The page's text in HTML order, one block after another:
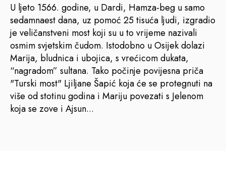
U ljeto 1566. godine, u Dardi, Hamza-beg u samo
sedamnaest dana, uz pomoć 25 tisuća ljudi, izgradio
je veličanstveni most koji su u to vrijeme nazivali
osmim svjetskim čudom. Istodobno u Osijek dolazi
Marija, bludnica i ubojica, s vrećicom dukata,
“nagradom” sultana. Tako počinje povijesna priča
"Turski most" Ljiljane Šapić koja će se protegnuti na
više od stotinu godina i Mariju povezati s Jelenom
koja se zove i Ajsun...